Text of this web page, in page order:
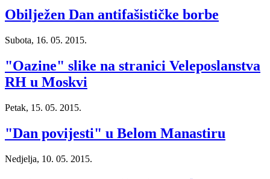
Obilježen Dan antifašističke borbe
Subota, 16. 05. 2015.
"Oazine" slike na stranici Veleposlanstva
RH u Moskvi
Petak, 15. 05. 2015.
"Dan povijesti" u Belom Manastiru
Nedjelja, 10. 05. 2015.